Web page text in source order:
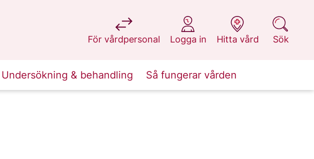
För vårdpersonal
på 1177.se
Logga in
på 1177.se
Hitta vård
på 1177.se
Sök
på 1177.se
Undersökning & behandling Så fungerar vården